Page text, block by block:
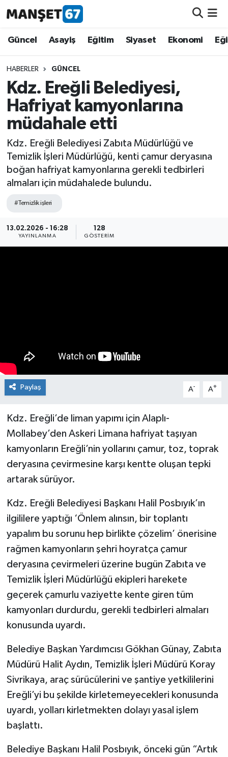
Güncel Asayiş Eğitim Siyaset Ekonomi
HABERLER GÜNCEL
Kdz. Ereğli Belediyesi,
Hafriyat kamyonlarına
müdahale etti
Kdz. Ereğli Belediyesi Zabıta Müdürlüğü ve
Temizlik İşleri Müdürlüğü, kenti çamur deryasına
boğan hafriyat kamyonlarına gerekli tedbirleri
almaları için müdahalede bulundu.
#Temizlik işleri
13.02.2026 - 16:28
YAYINLANMA
128
GÖSTERIM
Paylaş A- A+
Kdz. Ereğli’de liman yapımı için Alaplı-
Mollabey’den Askeri Limana hafriyat taşıyan
kamyonların Ereğli’nin yollarını çamur, toz, toprak
deryasına çevirmesine karşı kentte oluşan tepki
artarak sürüyor.
Kdz. Ereğli Belediyesi Başkanı Halil Posbıyık’ın
ilgililere yaptığı ‘Önlem alınsın, bir toplantı
yapalım bu sorunu hep birlikte çözelim’ önerisine
rağmen kamyonların şehri hoyratça çamur
deryasına çevirmeleri üzerine bugün Zabıta ve
Temizlik İşleri Müdürlüğü ekipleri harekete
geçerek çamurlu vaziyette kente giren tüm
kamyonları durdurdu, gerekli tedbirleri almaları
konusunda uyardı.
Belediye Başkan Yardımcısı Gökhan Günay, Zabıta
Müdürü Halit Aydın, Temizlik İşleri Müdürü Koray
Sivrikaya, araç sürücülerini ve şantiye yetkililerini
Ereğli’yi bu şekilde kirletemeyecekleri konusunda
uyardı, yolları kirletmekten dolayı yasal işlem
başlattı.
Belediye Başkanı Halil Posbıyık, önceki gün “Artık
Güncel
Asayiş
Siyaset
Spor
Eğitim
Ekonomi
Medya